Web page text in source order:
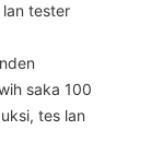
tester
saka 100
tes lan